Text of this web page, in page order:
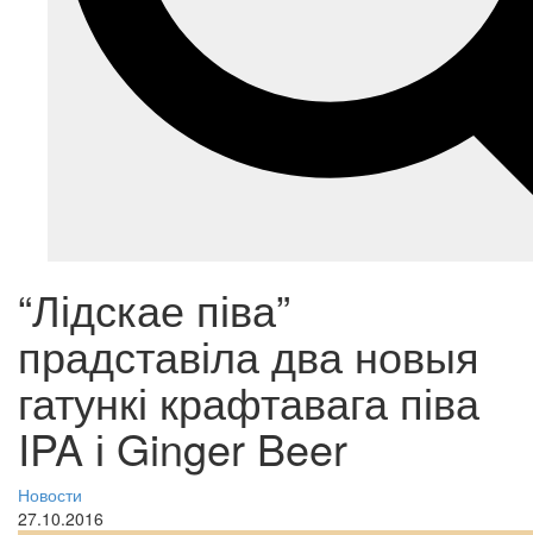
“Лідскае піва”
прадставіла два новыя
гатункі крафтавага піва
IPA і Ginger Beer
Новости
27.10.2016